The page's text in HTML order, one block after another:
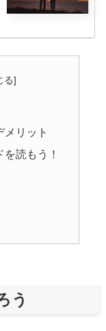
リット
読もう！
う